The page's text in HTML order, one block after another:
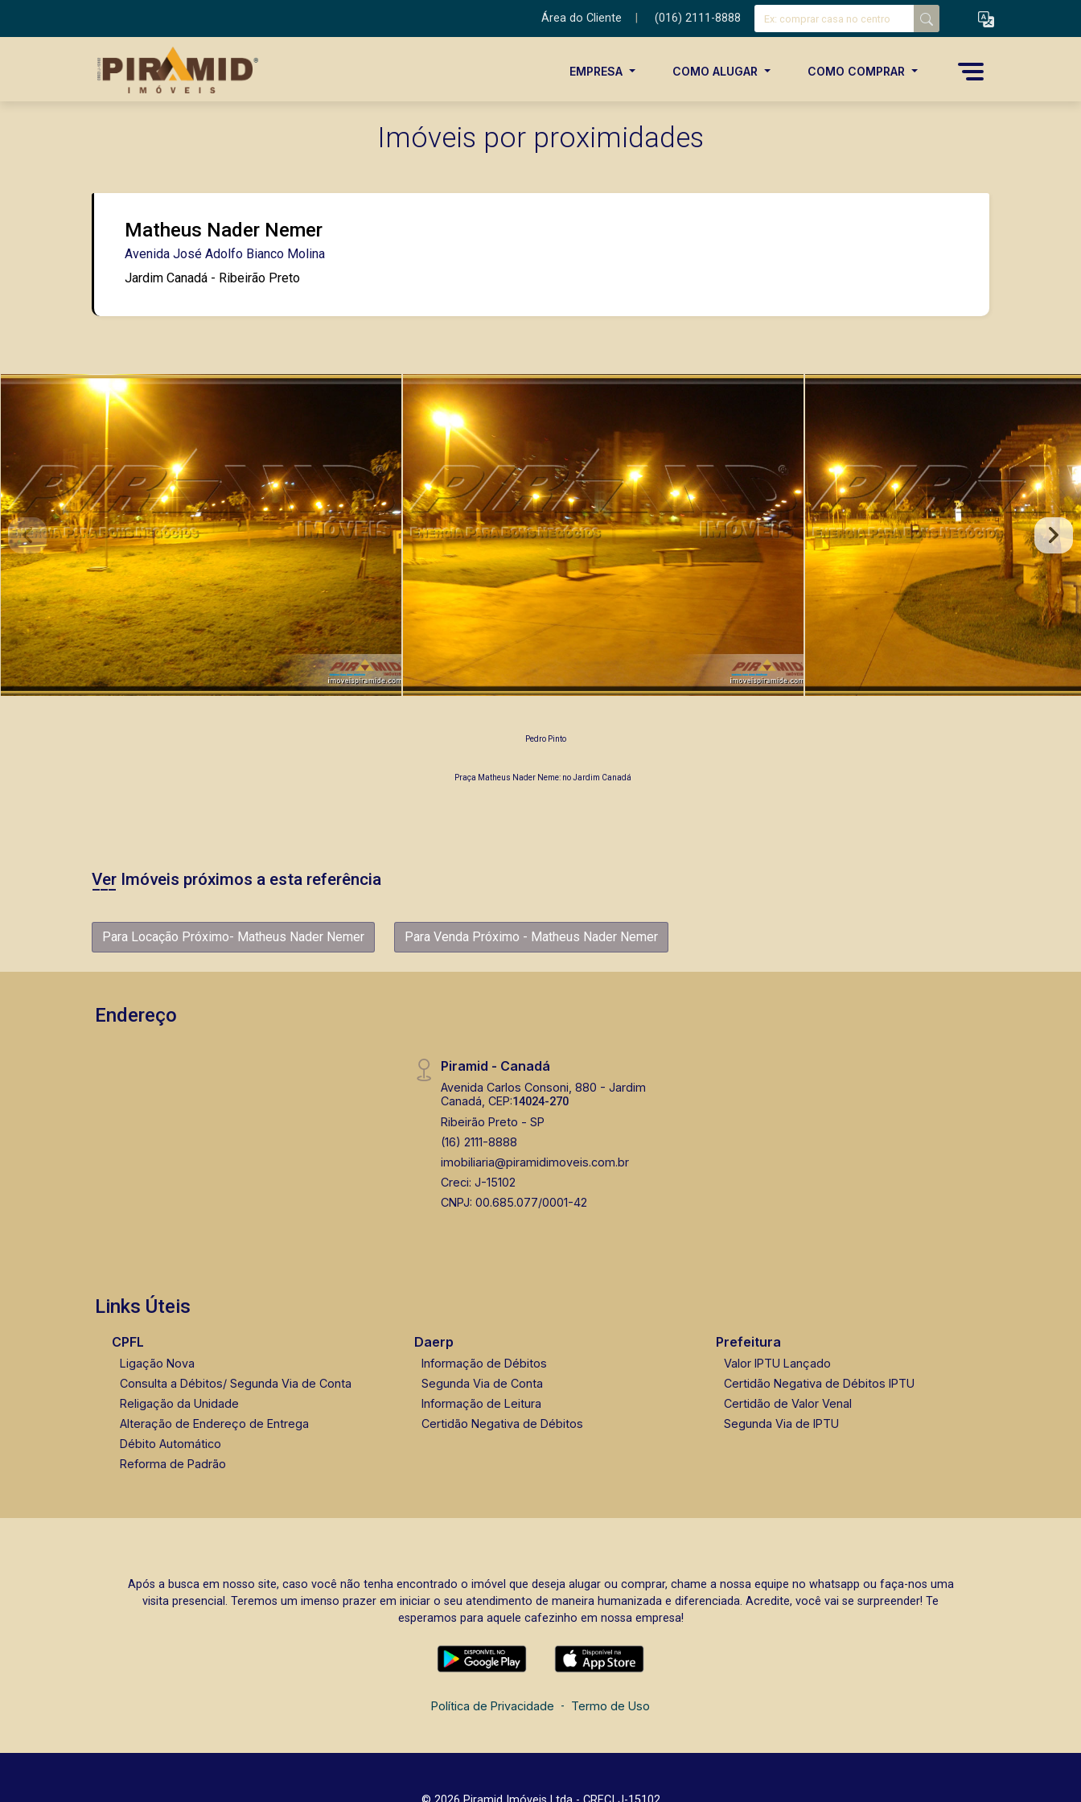
Área do Cliente (016) 2111-8888
EMPRESA COMO ALUGAR COMO COMPRAR
Imóveis por proximidades
Matheus Nader Nemer
Avenida José Adolfo Bianco Molina
Jardim Canadá - Ribeirão Preto
Pedro Pinto
Praça Matheus Nader Neme: no Jardim Canadá
Ver Imóveis próximos a esta referência
Para Locação Próximo- Matheus Nader Nemer Para Venda Próximo - Matheus Nader Nemer
Endereço
Piramid - Canadá
Avenida Carlos Consoni, 880 - Jardim
Canadá, CEP:14024-270
Ribeirão Preto - SP
(16) 2111-8888
imobiliaria@piramidimoveis.com.br
Creci: J-15102
CNPJ: 00.685.077/0001-42
Links Úteis
CPFL
Ligação Nova
Consulta a Débitos/ Segunda Via de Conta
Religação da Unidade
Alteração de Endereço de Entrega
Débito Automático
Reforma de Padrão
Daerp
Informação de Débitos
Segunda Via de Conta
Informação de Leitura
Certidão Negativa de Débitos
Prefeitura
Valor IPTU Lançado
Certidão Negativa de Débitos IPTU
Certidão de Valor Venal
Segunda Via de IPTU
Após a busca em nosso site, caso você não tenha encontrado o imóvel que deseja alugar ou comprar, chame a nossa equipe no whatsapp ou faça-nos uma
visita presencial. Teremos um imenso prazer em iniciar o seu atendimento de maneira humanizada e diferenciada. Acredite, você vai se surpreender! Te
esperamos para aquele cafezinho em nossa empresa!
Política de Privacidade - Termo de Uso